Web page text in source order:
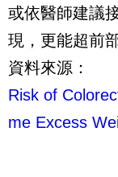
或依醫師建議
現，更能超前
資料來源：
Risk of
me Excess